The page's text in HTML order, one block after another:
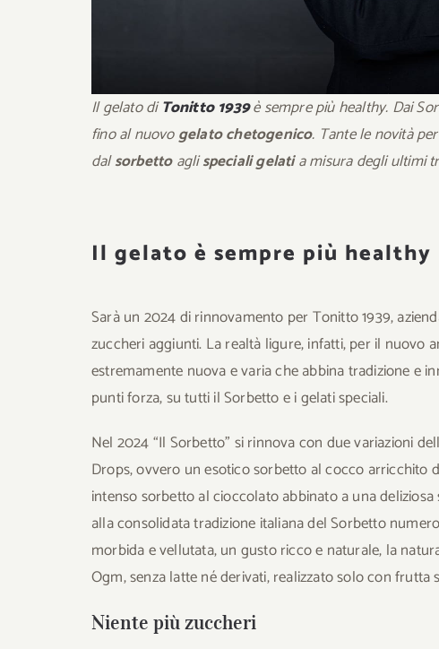
Il gelatodiTonitto 1939è sempre più healthy. Dai
fino al nuovogelato chetogenico. Tante le novità
dalsorbettoaglispeciali gelatia misura degli ultimi
Il gelato è sempre più healthy
Sarà un 2024 di rinnovamento per Tonitto 1939,
zuccheri aggiunti. La realtà ligure, infatti, per il nuovo
estremamente nuova e varia che abbina tradizione e
punti forza, su tutti il Sorbetto e i gelati speciali.
Nel 2024 “Il Sorbetto” si rinnova con due variazioni
Drops, ovvero un esotico sorbetto al cocco arricchito
intenso sorbetto al cioccolato abbinato a una
alla consolidata tradizione italiana del Sorbetto
morbida e vellutata, un gusto ricco e naturale, la
Ogm, senza latte né derivati, realizzato solo con
Niente più zuccheri